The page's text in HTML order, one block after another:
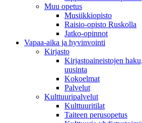
Muu opetus
Musiikkiopisto
Raisio-opisto Ruskolla
Jatko-opinnot
Vapaa-aika ja hyvinvointi
Kirjasto
Kirjastoaineistojen
uusinta
Kokoelmat
Palvelut
Kulttuuripalvelut
Kulttuuritilat
Taiteen perusopetus